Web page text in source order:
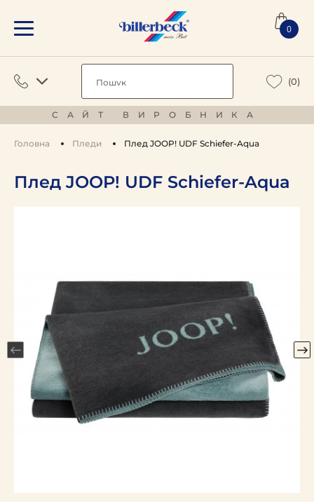
0
(0)
САЙТ ВИРОБНИКА
Головна Пледи Плед JOOP! UDF Schiefer-Aqua
Плед JOOP! UDF Schiefer-Aqua